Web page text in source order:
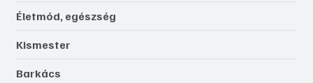
Életmód, egészség
Kismester
Barkács